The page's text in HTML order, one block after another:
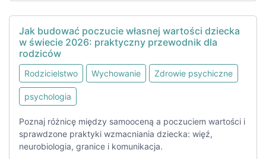
Jak budować poczucie własnej wartości dziecka
w świecie 2026: praktyczny przewodnik dla
rodziców
Rodzicielstwo Wychowanie Zdrowie psychiczne
psychologia
Poznaj różnicę między samooceną a poczuciem wartości i
sprawdzone praktyki wzmacniania dziecka: więź,
neurobiologia, granice i komunikacja.